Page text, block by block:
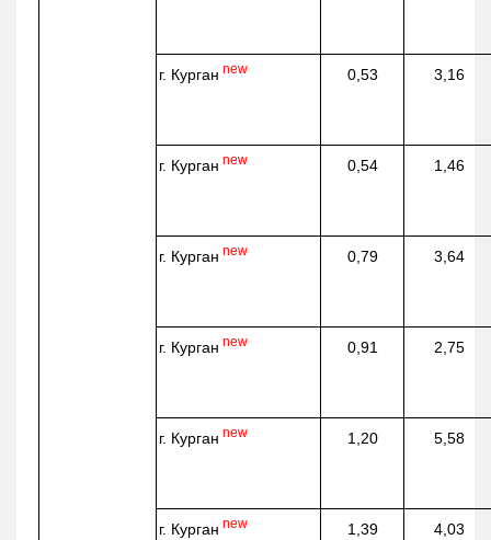
г. Курган new 0,53 3,16
г. Курган new 0,54 1,46
г. Курган new 0,79 3,64
г. Курган new 0,91 2,75
г. Курган new 1,20 5,58
г. Курган new 1,39 4,03